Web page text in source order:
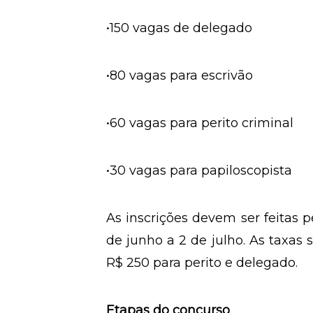
•150 vagas de delegado
•80 vagas para escrivão
•60 vagas para perito criminal
•30 vagas para papiloscopista
As inscrições devem ser feitas
de junho a 2 de julho. As taxas
R$ 250 para perito e delegado.